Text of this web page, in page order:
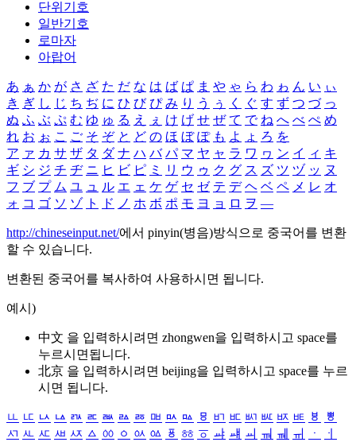
단위기호
일반기호
로마자
아랍어
あ ぁ か が さ ざ た だ な は ば ぱ ま や ゃ ら わ ゎ ん い ぃ
き ぎ し じ ち ぢ に ひ び ぴ み り う ぅ く ぐ す ず つ づ っ
ぬ ふ ぶ ぷ む ゆ ゅ る え ぇ け げ せ ぜ て で ね へ べ ぺ め
れ お ぉ こ ご そ ぞ と ど の ほ ぼ ぽ も よ ょ ろ を
ア ァ カ サ ザ タ ダ ナ ハ バ パ マ ヤ ャ ラ ワ ヮ ン イ ィ キ
ギ シ ジ チ ヂ ニ ヒ ビ ピ ミ リ ウ ゥ ク グ ス ズ ツ ヅ ッ ヌ
フ ブ プ ム ユ ュ ル エ ェ ケ ゲ セ ゼ テ デ ヘ ベ ペ メ レ オ
ォ コ ゴ ソ ゾ ト ド ノ ホ ボ ポ モ ヨ ョ ロ ヲ ―
http://chineseinput.net/에서 pinyin(병음)방식으로 중국어를 변환
할 수 있습니다.
변환된 중국어를 복사하여 사용하시면 됩니다.
예시)
中文 을 입력하시려면 zhongwen을 입력하시고 space를
누르시면됩니다.
北京 을 입력하시려면 beijing을 입력하시고 space를 누르
시면 됩니다.
ㅥ ㅦ ㅧ ㅨ ㅩ ㅪ ㅫ ㅬ ㅭ ㅮ ㅯ ㅰ ㅱ ㅲ ㅳ ㅴ ㅵ ㅶ ㅷ ㅸ
ㅹ
ㅺ ㅻ ㅼ ㅽ ㅾ ㅿ ㆀ ㆁ ㆂ ㆃ ㆄ ㆅ ㆆ ㆇ ㆈ ㆉ ㆊ ㆋ ㆌ ㆍ
ㆎ